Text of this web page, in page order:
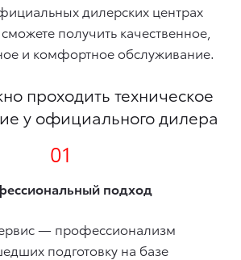
дилерских центрах
получить качественное,
и комфортное обслуживание.
проходить техническое
у официального дилера
01
подход
— профессионализм
подготовку на базе